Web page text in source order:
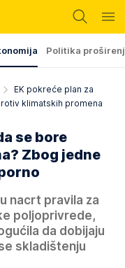
Politika
EK pokreće plan za
klimatskih promena
se bore
Zbog jedne
nacrt pravila za
poljoprivrede,
da dobijaju
skladištenju